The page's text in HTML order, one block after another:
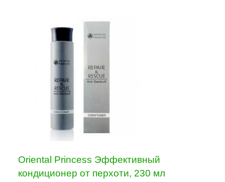
Oriental Princess Эффективный
кондиционер от перхоти, 230 мл